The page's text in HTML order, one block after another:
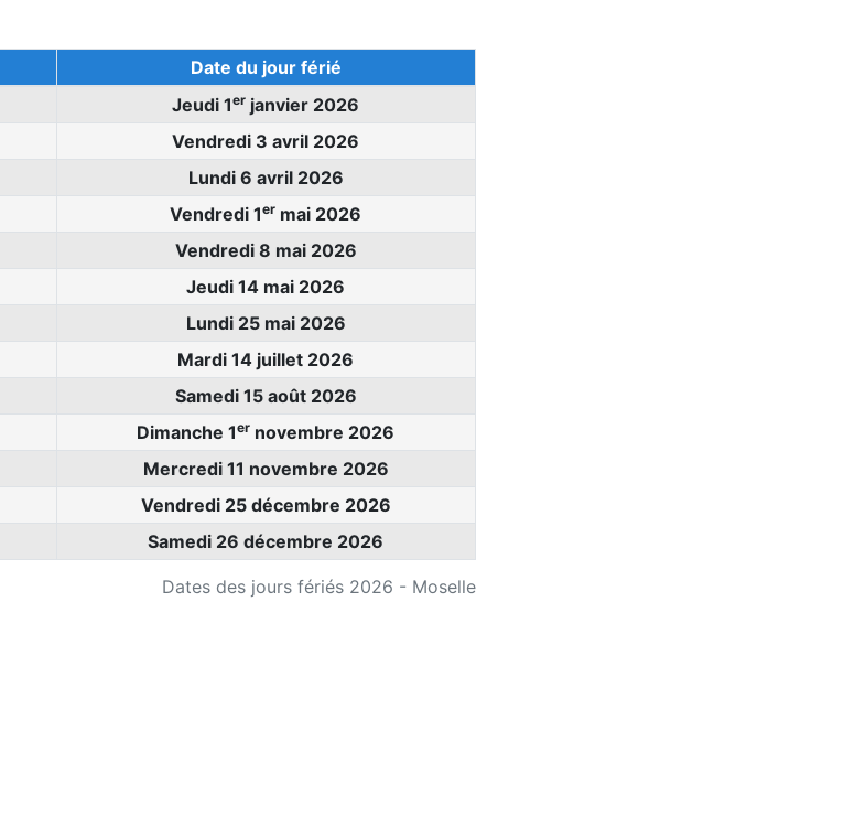
Dates des jours fériés 2026 - Moselle
Date du jour férié
Jeudi 1er janvier 2026
Vendredi 3 avril 2026
Lundi 6 avril 2026
Vendredi 1er mai 2026
Vendredi 8 mai 2026
Jeudi 14 mai 2026
Lundi 25 mai 2026
Mardi 14 juillet 2026
Samedi 15 août 2026
Dimanche 1er novembre 2026
Mercredi 11 novembre 2026
Vendredi 25 décembre 2026
Samedi 26 décembre 2026